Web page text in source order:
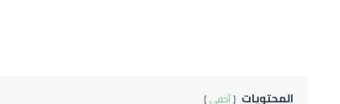
المحتويات أخفي